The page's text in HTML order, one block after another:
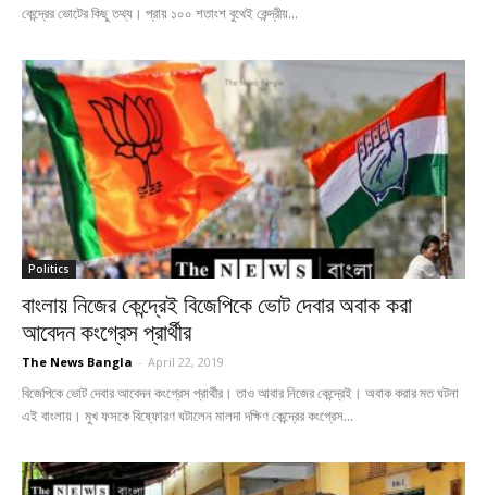
কেন্দ্রের ভোটের কিছু তথ্য। প্রায় ১০০ শতাংশ বুথেই কেন্দ্রীয়...
Politics
বাংলায় নিজের কেন্দ্রেই বিজেপিকে ভোট দেবার অবাক করা
আবেদন কংগ্রেস প্রার্থীর
The News Bangla - April 22, 2019
বিজেপিকে ভোট দেবার আবেদন কংগ্রেস প্রার্থীর। তাও আবার নিজের কেন্দ্রেই। অবাক করার মত ঘটনা
এই বাংলায়। মুখ ফসকে বিষ্ফোরণ ঘটালেন মালদা দক্ষিণ কেন্দ্রের কংগ্রেস...